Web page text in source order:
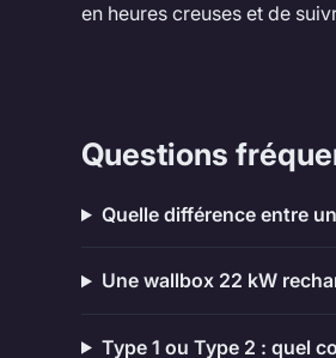
en heures creuses et de
Questions
Quelle différence entre
Une wallbox 22 kW
Type 1 ou Type 2 : quel